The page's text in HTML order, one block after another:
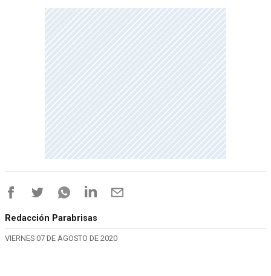
Redacción Parabrisas
VIERNES 07 DE AGOSTO DE 2020